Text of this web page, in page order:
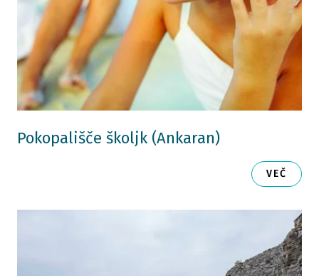
Pokopališče školjk (Ankaran)
VEČ